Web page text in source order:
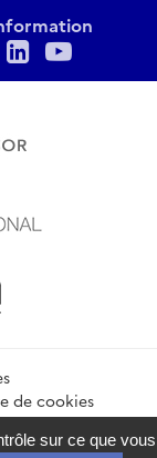
LinkedIn
de cookies
sur ce que vous